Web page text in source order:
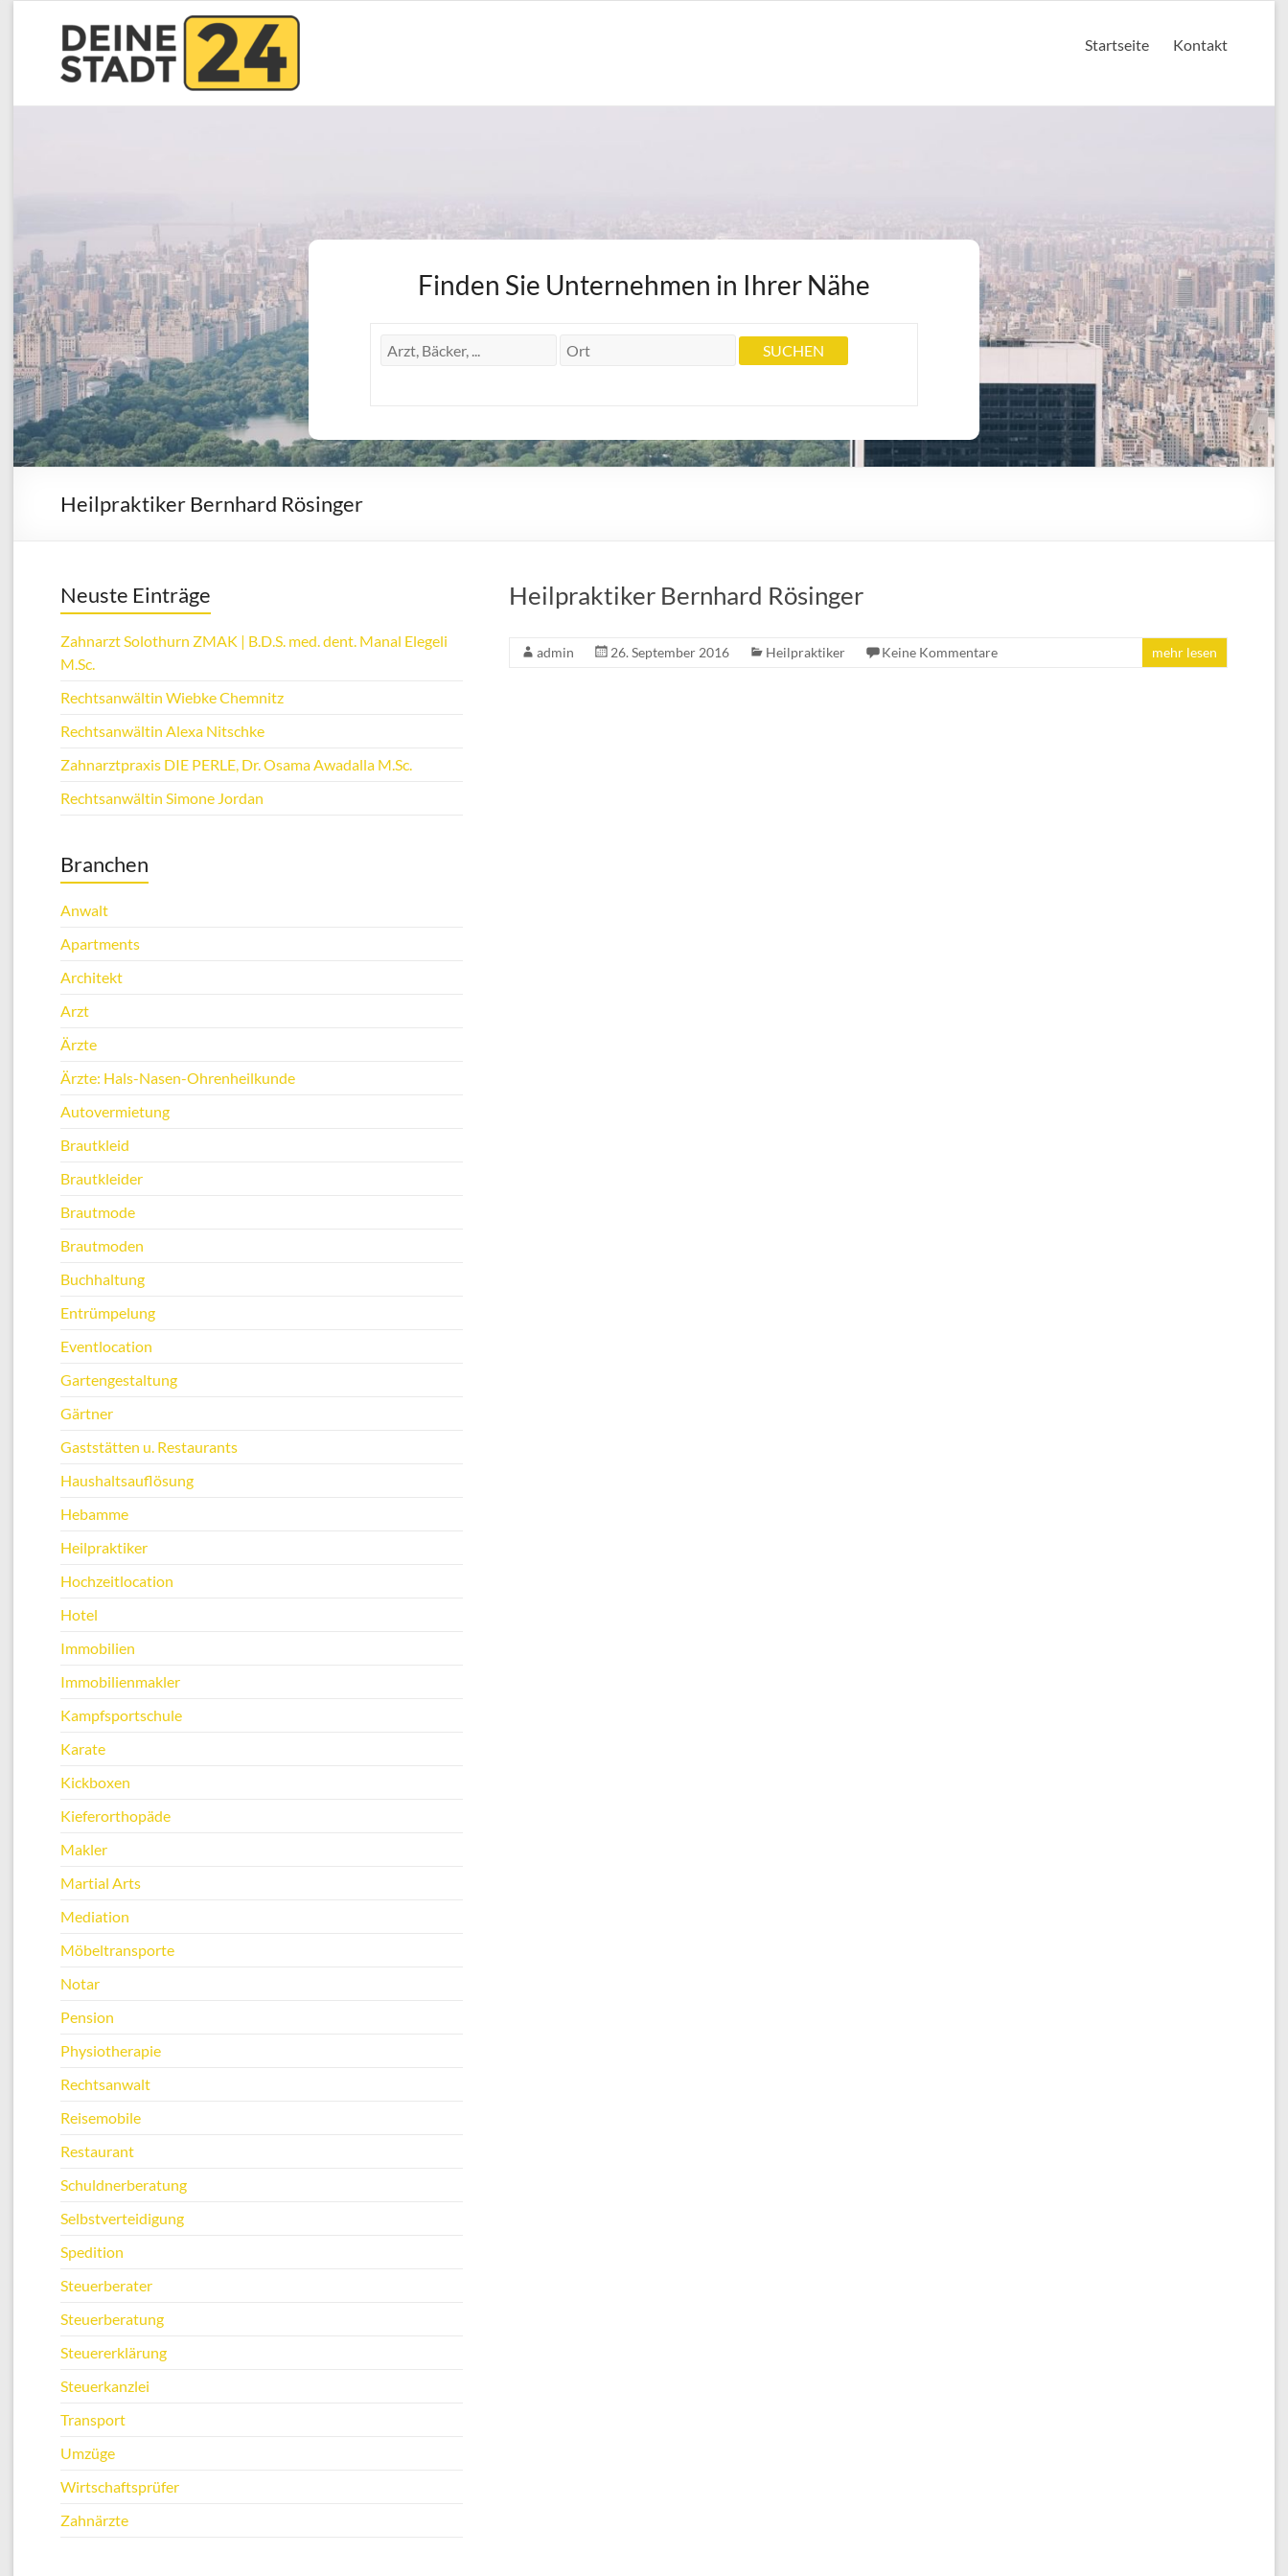
Startseite Kontakt
Heilpraktiker Bernhard Rösinger
Finden Sie Unternehmen in Ihrer Nähe
Heilpraktiker Bernhard Rösinger
admin 26. September 2016 Heilpraktiker Keine Kommentare mehr lesen
Neuste Einträge
Zahnarzt Solothurn ZMAK | B.D.S. med. dent. Manal Elegeli
M.Sc.
Rechtsanwältin Wiebke Chemnitz
Rechtsanwältin Alexa Nitschke
Zahnarztpraxis DIE PERLE, Dr. Osama Awadalla M.Sc.
Rechtsanwältin Simone Jordan
Branchen
Anwalt
Apartments
Architekt
Arzt
Ärzte
Ärzte: Hals-Nasen-Ohrenheilkunde
Autovermietung
Brautkleid
Brautkleider
Brautmode
Brautmoden
Buchhaltung
Entrümpelung
Eventlocation
Gartengestaltung
Gärtner
Gaststätten u. Restaurants
Haushaltsauflösung
Hebamme
Heilpraktiker
Hochzeitlocation
Hotel
Immobilien
Immobilienmakler
Kampfsportschule
Karate
Kickboxen
Kieferorthopäde
Makler
Martial Arts
Mediation
Möbeltransporte
Notar
Pension
Physiotherapie
Rechtsanwalt
Reisemobile
Restaurant
Schuldnerberatung
Selbstverteidigung
Spedition
Steuerberater
Steuerberatung
Steuererklärung
Steuerkanzlei
Transport
Umzüge
Wirtschaftsprüfer
Zahnärzte